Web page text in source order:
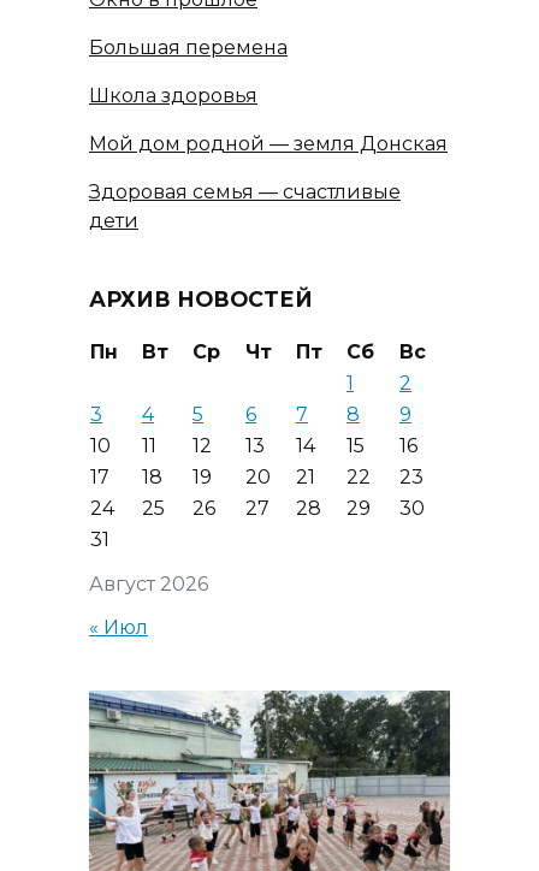
Большая перемена
Школа здоровья
Мой дом родной — земля Донская
Здоровая семья — счастливые
дети
АРХИВ НОВОСТЕЙ
Август 2026
Пн Вт Ср Чт Пт Сб
Вс
1
2
3
4 5 6 7 8
9
10
11 12 13 14 15
16
17
18 19 20 21 22
23
24
25 26 27 28 29
30
31
« Июл